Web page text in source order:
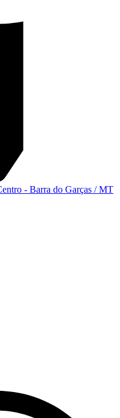
- Barra do Garças / MT